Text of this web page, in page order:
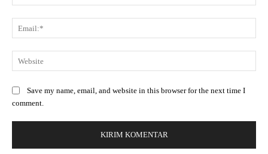
Save my name, email, and website in this browser for the next time I
comment.